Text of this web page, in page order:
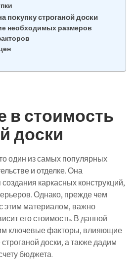
покупку строганой доски
необходимых размеров
в стоимость
доски
один из самых популярных
и отделке. Она
создания каркасных конструкций,
Однако, прежде чем
этим материалом, важно
его стоимость. В данной
ключевые факторы, влияющие
доски, а также дадим
бюджета.